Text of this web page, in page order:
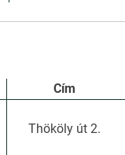
Cím
Thököly út 2.